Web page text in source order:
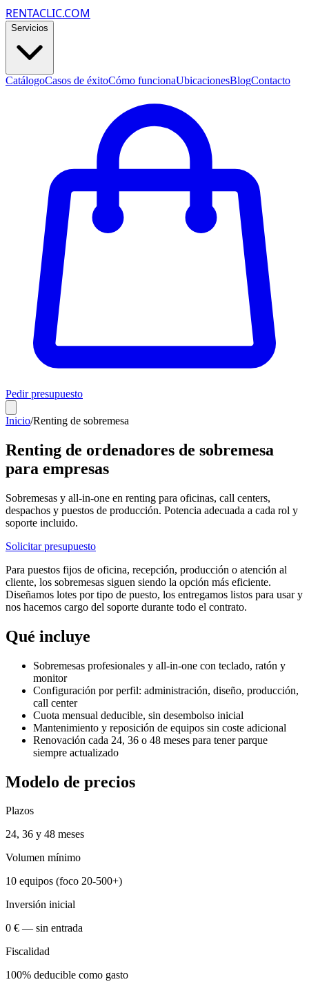
RENTACLIC.COM
Servicios
CatálogoCasos de éxitoCómo funcionaUbicacionesBlogContacto
Pedir presupuesto
Inicio/Renting de sobremesa
Renting de ordenadores de sobremesa
para empresas
Sobremesas y all-in-one en renting para oficinas, call centers,
despachos y puestos de producción. Potencia adecuada a cada rol y
soporte incluido.
Solicitar presupuesto
Para puestos fijos de oficina, recepción, producción o atención al
cliente, los sobremesas siguen siendo la opción más eficiente.
Diseñamos lotes por tipo de puesto, los entregamos listos para usar y
nos hacemos cargo del soporte durante todo el contrato.
Qué incluye
Sobremesas profesionales y all-in-one con teclado, ratón y
monitor
Configuración por perfil: administración, diseño, producción,
call center
Cuota mensual deducible, sin desembolso inicial
Mantenimiento y reposición de equipos sin coste adicional
Renovación cada 24, 36 o 48 meses para tener parque
siempre actualizado
Modelo de precios
Plazos
24, 36 y 48 meses
Volumen mínimo
10 equipos (foco 20-500+)
Inversión inicial
0 € — sin entrada
Fiscalidad
100% deducible como gasto